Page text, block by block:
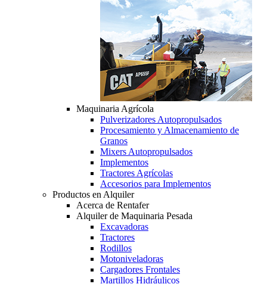
Maquinaria Agrícola
Pulverizadores Autopropulsados
Procesamiento y Almacenamiento de
Granos
Mixers Autopropulsados
Implementos
Tractores Agrícolas
Accesorios para Implementos
Productos en Alquiler
Acerca de Rentafer
Alquiler de Maquinaria Pesada
Excavadoras
Tractores
Rodillos
Motoniveladoras
Cargadores Frontales
Martillos Hidráulicos